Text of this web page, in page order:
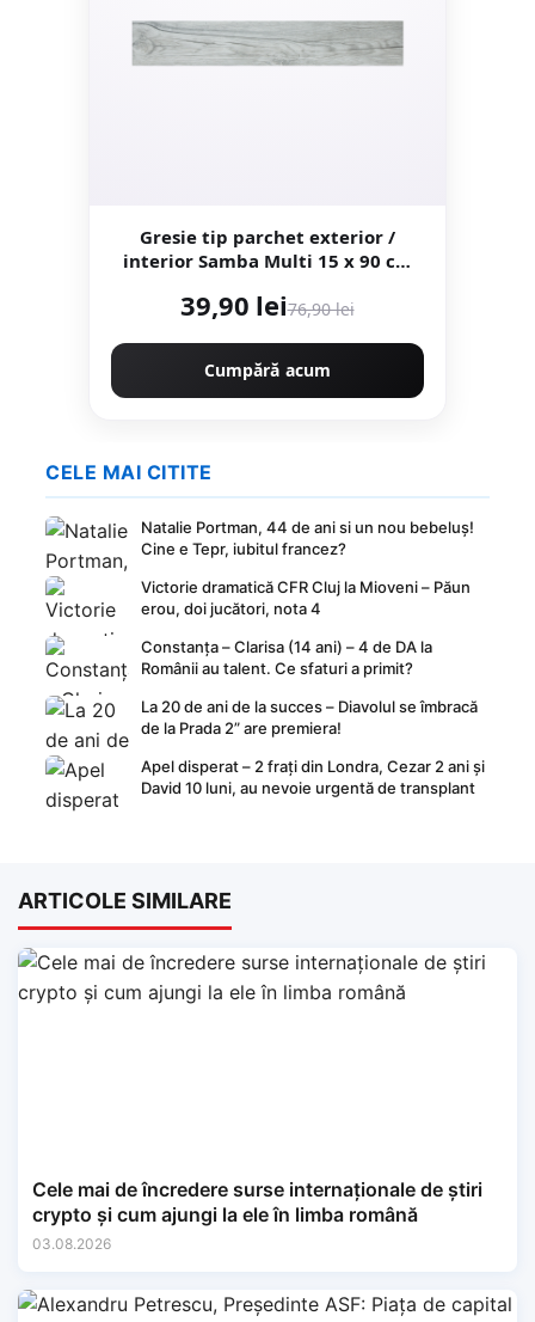
Gresie tip parchet exterior /
interior Samba Multi 15 x 90 cm
39,90 lei76,90 lei
Cumpără acum
CELE MAI CITITE
Natalie Portman, 44 de ani si un nou bebeluș!
Cine e Tepr, iubitul francez?
Victorie dramatică CFR Cluj la Mioveni – Păun
erou, doi jucători, nota 4
Constanța – Clarisa (14 ani) – 4 de DA la
Românii au talent. Ce sfaturi a primit?
La 20 de ani de la succes – Diavolul se îmbracă
de la Prada 2” are premiera!
Apel disperat – 2 frați din Londra, Cezar 2 ani și
David 10 luni, au nevoie urgentă de transplant
ARTICOLE SIMILARE
Cele mai de încredere surse internaționale de știri
crypto și cum ajungi la ele în limba română
03.08.2026